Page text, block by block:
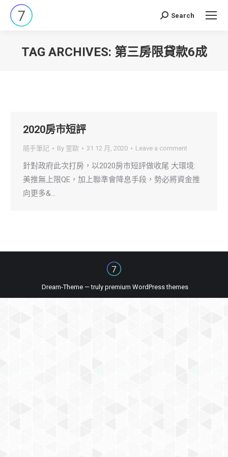
Search:
Search
TAG ARCHIVES: 第三房限貸款6成
2020房市短評
隨手筆記 By 里歐 31 12 月, 2020 Leave a comment
針對政府此次打房，以2020房市短評做收尾 大環境:
美推無上限QE，加上聯準會降息手段，勢必將資金推
向更多&…
Dream-Theme — truly premium WordPress themes